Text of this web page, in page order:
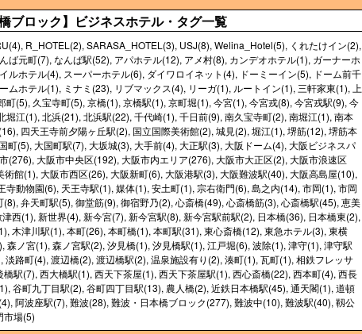
ブロック】ビジネスホテル・タグ一覧
, R_HOTEL(2), SARASA_HOTEL(3), USJ(8), Welina_Hotel(5), くれたけイン(2),
ば元町(7), なんば駅(52), アパホテル(12), アメ村(8), カンデオホテル(1), ガーナーホ
ルホテル(4), スーパーホテル(6), ダイワロイネット(4), ドーミーイン(5), ドーム前千
ムホテル(1), ミナミ(23), リブマックス(4), リーガ(1), ルートイン(1), 三軒家東(1), 上
町(5), 久宝寺町(5), 京橋(1), 京橋駅(1), 京町堀(1), 今宮(1), 今宮戎(8), 今宮戎駅(9), 今
堀江(1), 北浜(21), 北浜駅(22), 千代崎(1), 千日前(9), 南久宝寺町(2), 南堀江(1), 南本
, 四天王寺前夕陽ヶ丘駅(2), 国立国際美術館(2), 城見(2), 堀江(1), 堺筋(12), 堺筋本
町(5), 大国町駅(7), 大坂城(3), 大手前(4), 大正駅(3), 大阪ドーム(4), 大阪ビジネスパ
(276), 大阪市中央区(192), 大阪市内エリア(276), 大阪市大正区(2), 大阪市浪速区
術館(1), 大阪市西区(26), 大阪新町(6), 大阪港駅(3), 大阪難波駅(40), 大阪高島屋(10),
寺動物園(6), 天王寺駅(1), 媒体(1), 安土町(1), 宗右衛門(6), 島之内(14), 市岡(1), 市岡
(8), 弁天町駅(5), 御堂筋(9), 御宿野乃(2), 心斎橋(49), 心斎橋筋(3), 心斎橋駅(45), 恵美
津西(1), 新世界(4), 新今宮(7), 新今宮駅(8), 新今宮駅前駅(2), 日本橋(36), 日本橋東(2),
, 木津川駅(1), 本町(26), 本町橋(1), 本町駅(31), 東心斎橋(12), 東急ホテル(3), 東横
, 森ノ宮(1), 森ノ宮駅(2), 汐見橋(1), 汐見橋駅(1), 江戸堀(6), 波除(1), 津守(1), 津守駅
, 淡路町(4), 渡辺橋(2), 渡辺橋駅(2), 温泉施設有り(2), 湊町(1), 瓦町(1), 相鉄フレッサ
橋駅(7), 西大橋駅(1), 西天下茶屋(1), 西天下茶屋駅(1), 西心斎橋(22), 西本町(4), 西長
, 谷町九丁目駅(2), 谷町四丁目駅(13), 農人橋(2), 近鉄日本橋駅(45), 通天閣(1), 道頓
, 阿波座駅(7), 難波(28), 難波・日本橋ブロック(277), 難波中(10), 難波駅(40), 靱公
市場(5)